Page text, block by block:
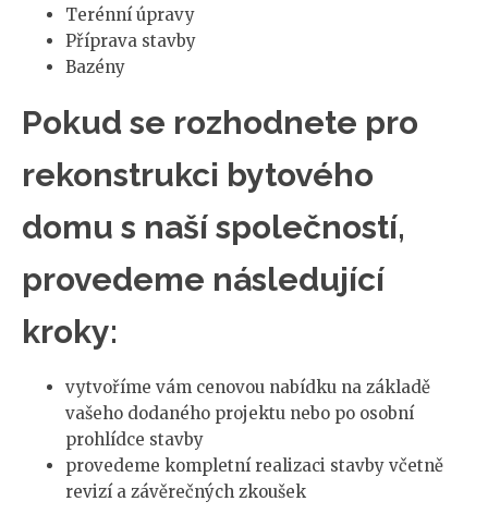
Terénní úpravy
Příprava stavby
Bazény
Pokud se rozhodnete pro
rekonstrukci bytového
domu s naší společností,
provedeme následující
kroky:
vytvoříme vám cenovou nabídku na základě
vašeho dodaného projektu nebo po osobní
prohlídce stavby
provedeme kompletní realizaci stavby včetně
revizí a závěrečných zkoušek